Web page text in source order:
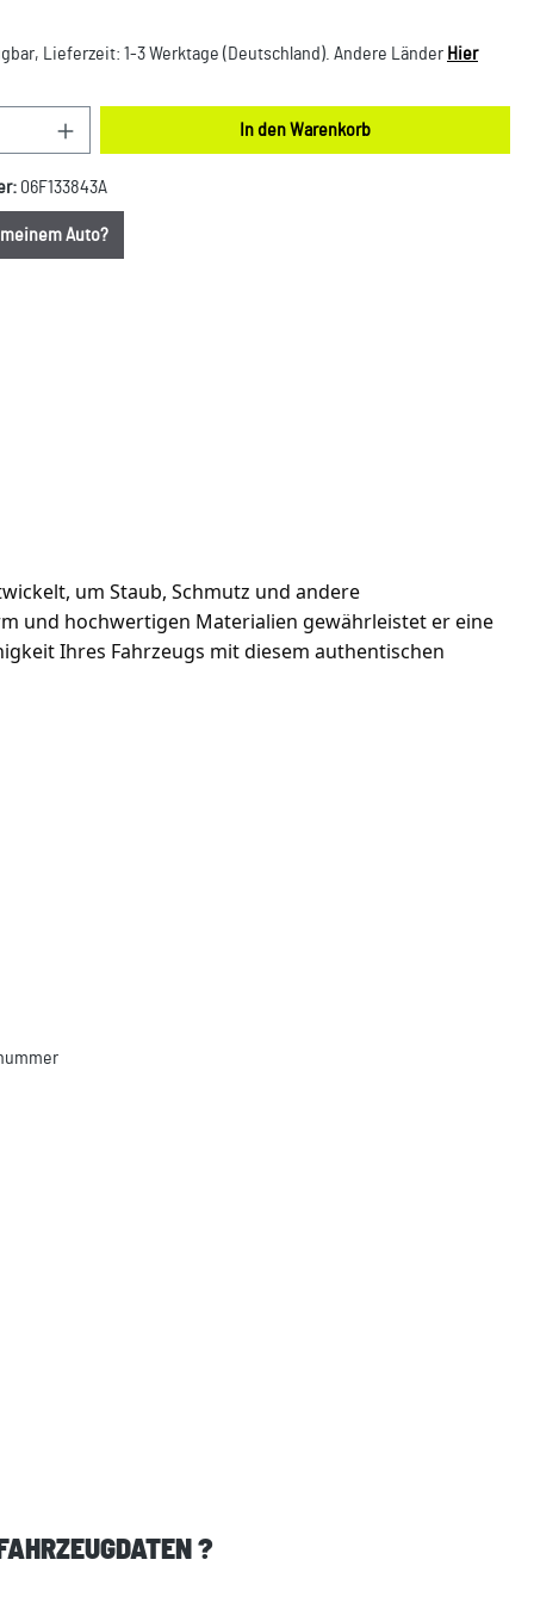
Lieferzeit: 1-3 Werktage (Deutschland). Andere Länder Hier
Gib den gewünschten Wert ein oder
In den Warenkorb
06F133843A
meinem Auto?
um Staub, Schmutz und andere
und hochwertigen Materialien gewährleistet er eine
Ihres Fahrzeugs mit diesem authentischen
?